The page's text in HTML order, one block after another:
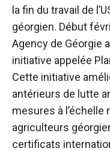
la fin du travail de
géorgien. Début
Agency de Géorgie
initiative appelée
Cette initiative
antérieurs de lutte
mesures à l’échelle
agriculteurs
certificats